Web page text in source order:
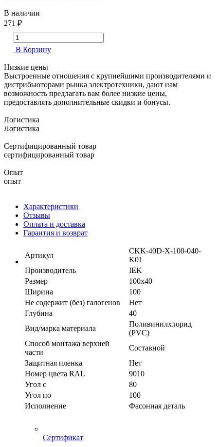
В наличии
271 ₽
В Корзину
Низкие цены
Выстроенные отношения с крупнейшими производителями и
дистрибьюторами рынка электротехники, дают нам
возможность предлагать вам более низкие цены,
предоставлять дополнительные скидки и бонусы.
Логистика
Логистика
Сертифицированный товар
сертифицированный товар
Опыт
опыт
Характеристики
Отзывы
Оплата и доставка
Гарантия и возврат
Артикул
CKK-40D-X-100-040-
K01
Производитель
IEK
Размер
100х40
Ширина
100
Не содержит (без) галогенов
Нет
Глубина
40
Вид/марка материала
Поливинилхлорид
(PVC)
Способ монтажа верхней
части
Составной
Защитная пленка
Нет
Номер цвета RAL
9010
Угол с
80
Угол по
100
Исполнение
Фасонная деталь
Сертификат